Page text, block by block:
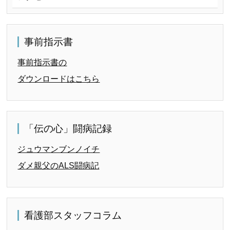
事前指示書
事前指示書の
ダウンロードはこちら
「伝の心」闘病記録
ジュウマンブンノイチ
ダメ親父のALS闘病記
看護部スタッフコラム